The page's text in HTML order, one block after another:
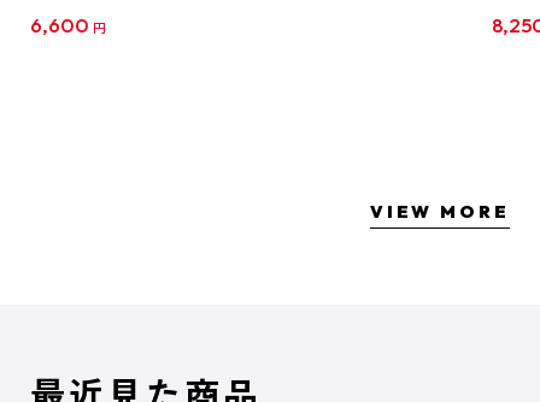
6,600 円
クリ
VIEW MORE